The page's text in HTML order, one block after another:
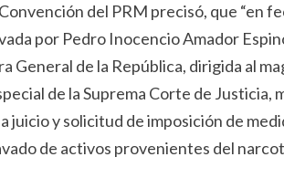
del PRM precisó, que “en
por Pedro Inocencio Amador
General de la República, dirigida al
de la Suprema Corte de Justicia,
juicio y solicitud de imposición de
de activos provenientes del